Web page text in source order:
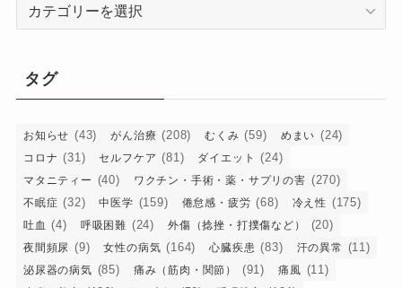
ー
タグ
お知らせ (43) がん治療 (208) むくみ (59) めまい (24)
コロナ (31) セルフケア (81) ダイエット (24)
マタニティー (40) ワクチン・手術・薬・サプリの害 (270)
不眠症 (32) 中医学 (159) 倦怠感・疲労 (68) 冷え性 (175)
吐血 (4) 呼吸困難 (24) 外傷（捻挫・打撲傷など） (20)
夜間頻尿 (9) 女性の病気 (164) 心臓疾患 (83) 汗の異常 (11)
泌尿器の病気 (85) 痛み（筋肉・関節） (91) 痛風 (11)